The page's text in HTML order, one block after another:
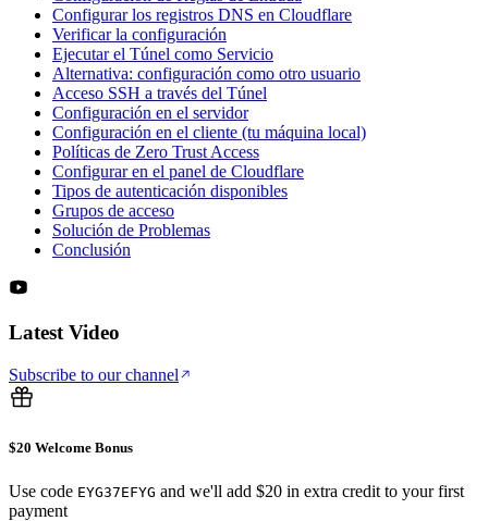
Configurar los registros DNS en Cloudflare
Verificar la configuración
Ejecutar el Túnel como Servicio
Alternativa: configuración como otro usuario
Acceso SSH a través del Túnel
Configuración en el servidor
Configuración en el cliente (tu máquina local)
Políticas de Zero Trust Access
Configurar en el panel de Cloudflare
Tipos de autenticación disponibles
Grupos de acceso
Solución de Problemas
Conclusión
Latest Video
Subscribe to our channel
$20 Welcome Bonus
Use code EYG37EFYG and we'll add $20 in extra credit to your first
payment